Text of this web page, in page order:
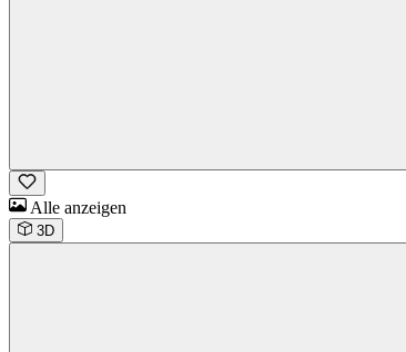
Alle anzeigen
3D